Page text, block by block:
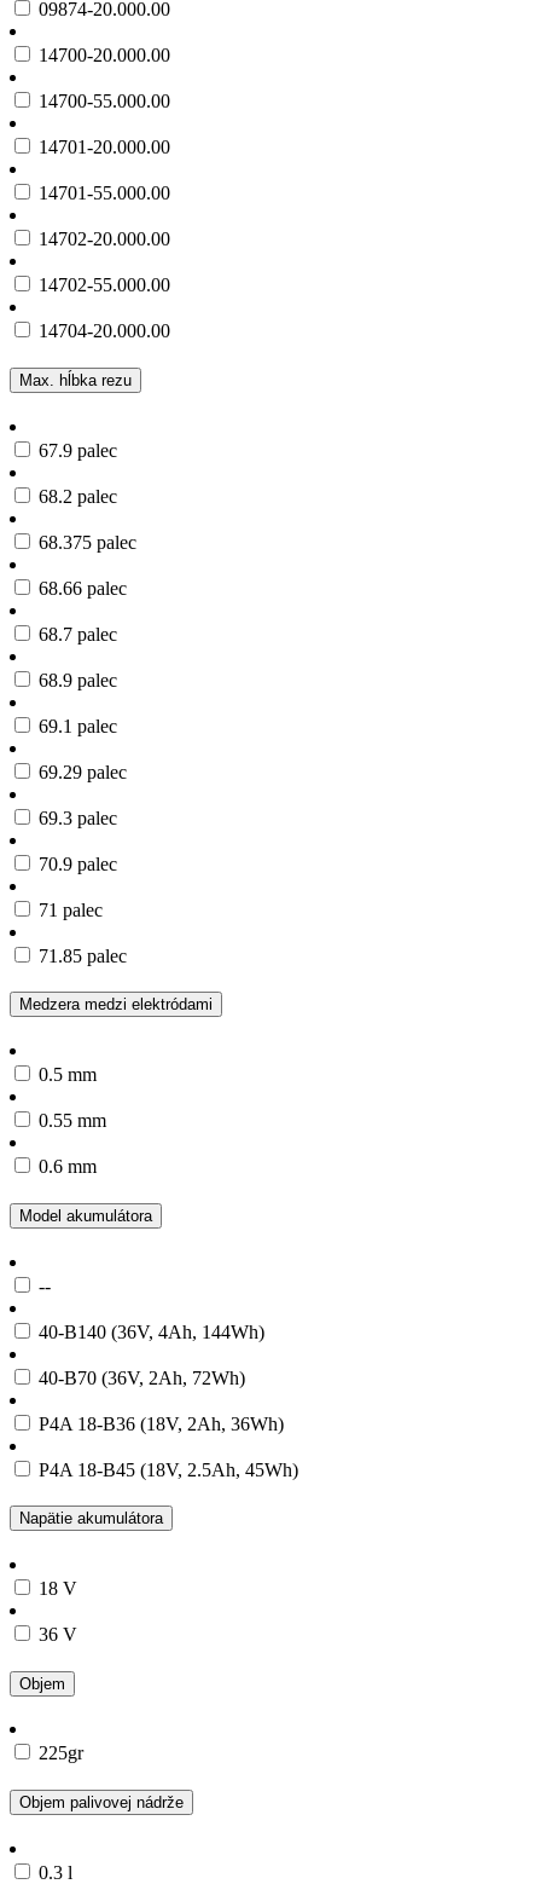
09874-20.000.00
14700-20.000.00
14700-55.000.00
14701-20.000.00
14701-55.000.00
14702-20.000.00
14702-55.000.00
14704-20.000.00
Max. hĺbka rezu
67.9 palec
68.2 palec
68.375 palec
68.66 palec
68.7 palec
68.9 palec
69.1 palec
69.29 palec
69.3 palec
70.9 palec
71 palec
71.85 palec
Medzera medzi elektródami
0.5 mm
0.55 mm
0.6 mm
Model akumulátora
--
40-B140 (36V, 4Ah, 144Wh)
40-B70 (36V, 2Ah, 72Wh)
P4A 18-B36 (18V, 2Ah, 36Wh)
P4A 18-B45 (18V, 2.5Ah, 45Wh)
Napätie akumulátora
18 V
36 V
Objem
225gr
Objem palivovej nádrže
0.3 l